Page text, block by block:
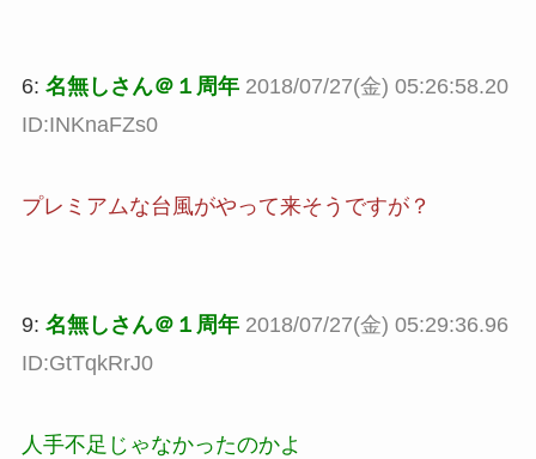
6: 名無しさん＠１周年 2018/07/27(金) 05:26:58.20
ID:INKnaFZs0
プレミアムな台風がやって来そうですが？
9: 名無しさん＠１周年 2018/07/27(金) 05:29:36.96
ID:GtTqkRrJ0
人手不足じゃなかったのかよ